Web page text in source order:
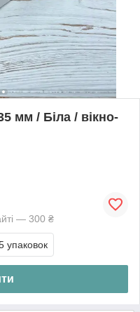
мм / Біла / вікно-
— 300 ₴
упаковок